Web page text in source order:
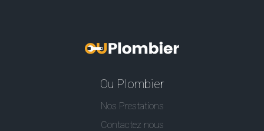
Ou Plombier
Nos Prestations
Contactez nous